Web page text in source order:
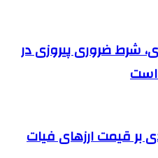
شرط ضروری پیروزی در
است
بر قیمت ارزهای فیات